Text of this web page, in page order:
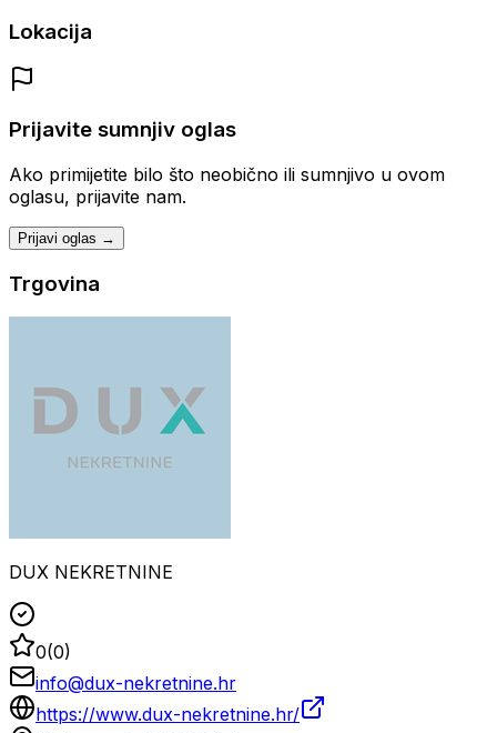
Lokacija
Prijavite sumnjiv oglas
Ako primijetite bilo što neobično ili sumnjivo u ovom
oglasu, prijavite nam.
Prijavi oglas →
Trgovina
DUX NEKRETNINE
0(0)
info@dux-nekretnine.hr
https://www.dux-nekretnine.hr/